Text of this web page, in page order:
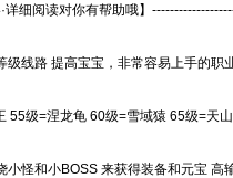
细阅读对你有帮助哦】
线路 提高宝宝，非常容易上手的职
55级=涅龙龟 60级=雪域猿 65级=天
怪和小BOSS 来获得装备和元宝 高